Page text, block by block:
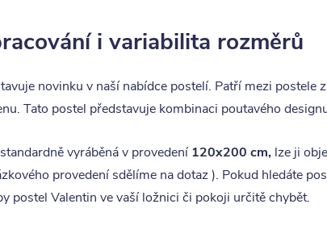
i variabilita rozměrů
novinku v naší nabídce postelí. Patří mezi postele z
Tato postel představuje kombinaci poutavého
vyráběná v provedení120x200 cm, lze ji
provedení sdělíme na dotaz ). Pokud hledáte
postel Valentin ve vaší ložnici či pokoji určitě chybět.